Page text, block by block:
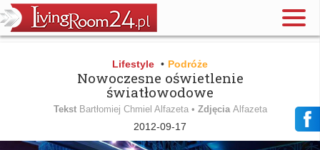
Lifestyle • Podróże
Nowoczesne oświetlenie
światłowodowe
Tekst Bartłomiej Chmiel Alfazeta • Zdjęcia Alfazeta
2012-09-17